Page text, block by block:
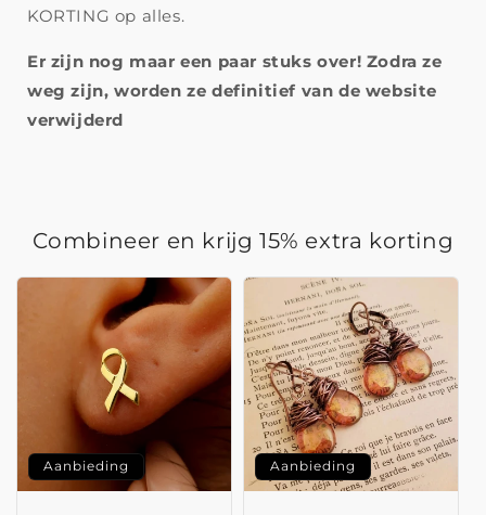
KORTING op alles.
Er zijn nog maar een paar stuks over! Zodra ze
weg zijn, worden ze definitief van de website
verwijderd
Combineer en krijg 15% extra korting
Aanbieding Aanbieding